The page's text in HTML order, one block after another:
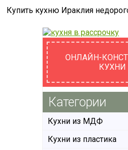
Купить кухню Ираклия
ОНЛАЙН-
КУХНИ
Категории
Кухни из МДФ
Кухни из пластика